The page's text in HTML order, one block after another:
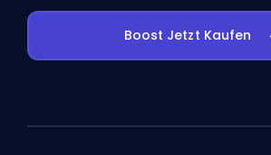
Boost Jetzt Kaufen